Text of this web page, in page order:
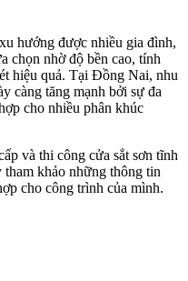
hướng được nhiều gia đình,
chọn nhờ độ bền cao, tính
hiệu quả. Tại Đồng Nai, nhu
càng tăng mạnh bởi sự đa
cho nhiều phân khúc
và thi công cửa sắt sơn tĩnh
tham khảo những thông tin
cho công trình của mình.